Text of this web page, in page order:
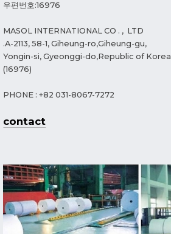
우편번호:16976
MASOL INTERNATIONAL CO . , LTD
.A-2113, 58-1, Giheung-ro,Giheung-gu,
Yongin-si, Gyeonggi-do,Republic of Korea
(16976)
PHONE : +82 031-8067-7272
contact